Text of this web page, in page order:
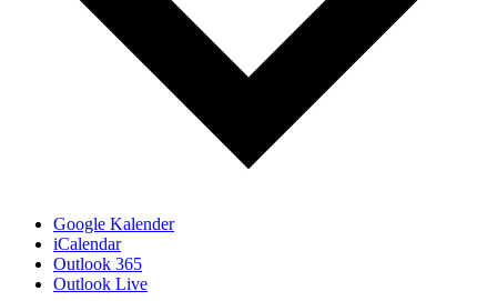
Google Kalender
iCalendar
Outlook 365
Outlook Live